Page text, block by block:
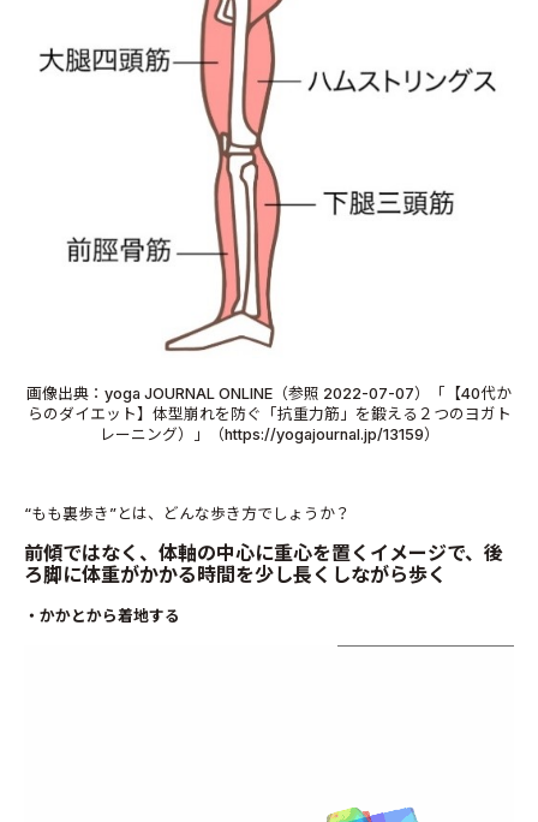
画像出典：yoga JOURNAL ONLINE（参照 2022-07-07）「【40代か
らのダイエット】体型崩れを防ぐ「抗重力筋」を鍛える２つのヨガト
レーニング）」（https://yogajournal.jp/13159）
“もも裏歩き”とは、どんな歩き方でしょうか？
前傾ではなく、体軸の中心に重心を置くイメージで、後
ろ脚に体重がかかる時間を少し長くしながら歩く
・かかとから着地する